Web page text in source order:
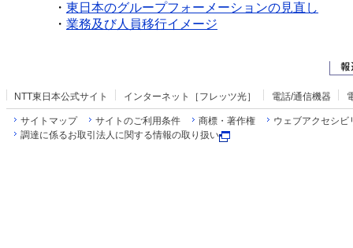
・ 東日本のグループフォーメーションの見直し
・ 業務及び人員移行イメージ
NTT東日本公式サイト インターネット［フレッツ光］ 電話/通信機器
サイトマップ サイトのご利用条件 商標・著作権
ウェブアクセシビ
調達に係るお取引法人に関する情報の取り扱い